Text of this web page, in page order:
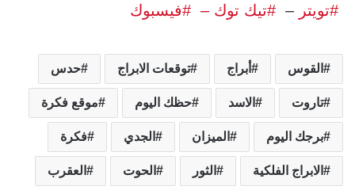
#تويتر – #تيك توك – #فيسبوك
القوس أبراج توقعات الابراج حدس
تاروت الاسد حظك اليوم موقع فكرة
برجك اليوم الميزان الجدي فكرة
الابراج الفلكية الثور الحوت العقرب